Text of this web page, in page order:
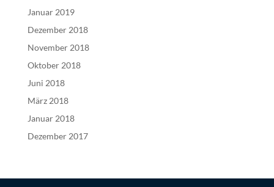
Januar 2019
Dezember 2018
November 2018
Oktober 2018
Juni 2018
März 2018
Januar 2018
Dezember 2017